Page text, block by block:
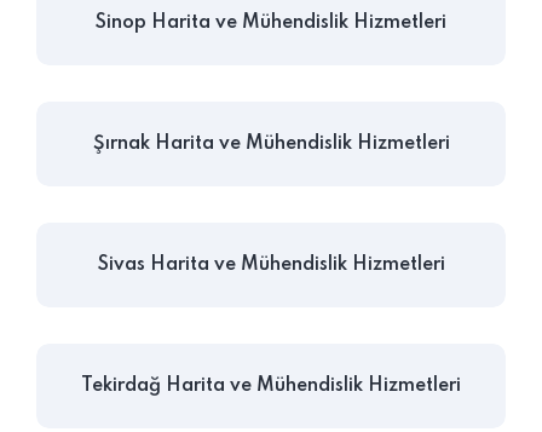
Sinop Harita ve Mühendislik Hizmetleri
Şırnak Harita ve Mühendislik Hizmetleri
Sivas Harita ve Mühendislik Hizmetleri
Tekirdağ Harita ve Mühendislik Hizmetleri